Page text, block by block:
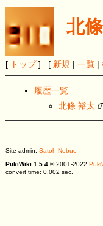
北
[ トップ] [ 新規 | 一覧|
履歴一覧
北條 裕太
Site admin: Satoh Nobuo
PukiWiki 1.5.4© 2001-2022
convert time: 0.002 sec.